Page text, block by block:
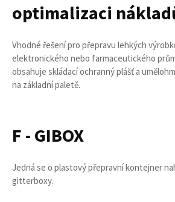
optimalizaci
Vhodné řešení pro přepravu lehkých
elektronického nebo farmaceutického
obsahuje skládací ochranný plášť a
na základní paletě.
F - GIBOX
Jedná se o plastový přepravní kontejner
gitterboxy.